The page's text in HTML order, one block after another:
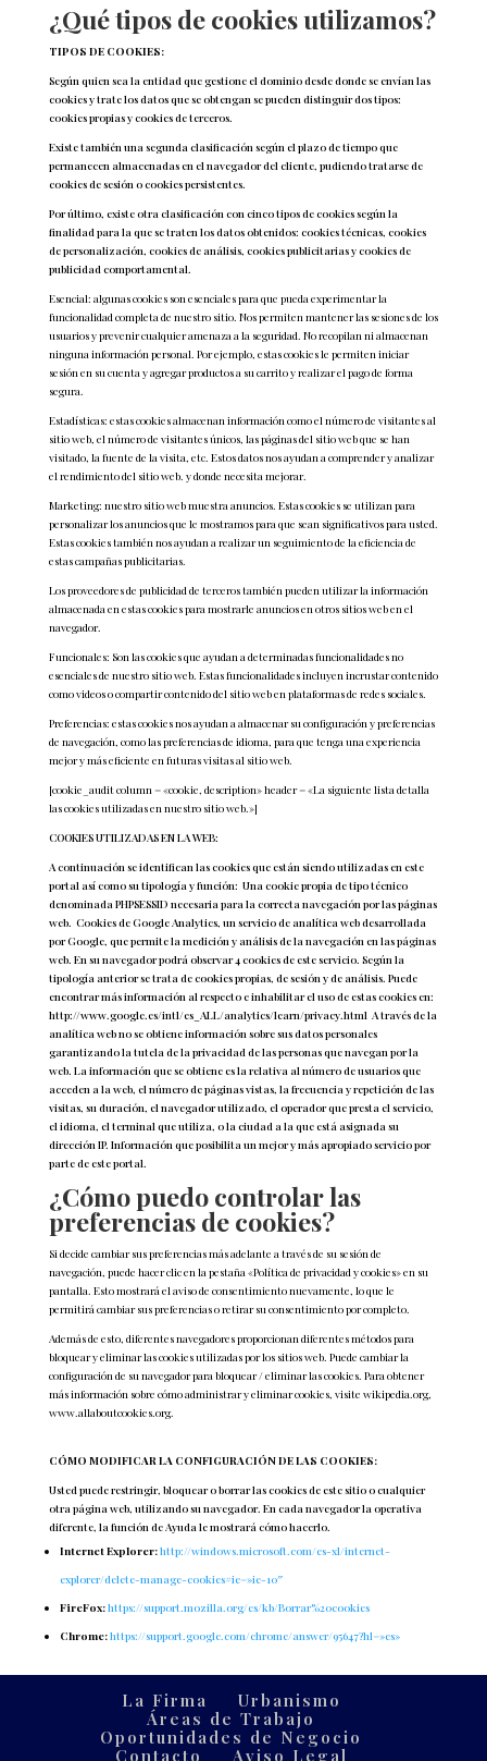
¿Qué tipos de cookies utilizamos?
TIPOS DE COOKIES:
Según quien sea la entidad que gestione el dominio desde donde se envían las
cookies y trate los datos que se obtengan se pueden distinguir dos tipos:
cookies propias y cookies de terceros.
Existe también una segunda clasificación según el plazo de tiempo que
permanecen almacenadas en el navegador del cliente, pudiendo tratarse de
cookies de sesión o cookies persistentes.
Por último, existe otra clasificación con cinco tipos de cookies según la
finalidad para la que se traten los datos obtenidos: cookies técnicas, cookies
de personalización, cookies de análisis, cookies publicitarias y cookies de
publicidad comportamental.
Esencial: algunas cookies son esenciales para que pueda experimentar la
funcionalidad completa de nuestro sitio. Nos permiten mantener las sesiones de los
usuarios y prevenir cualquier amenaza a la seguridad. No recopilan ni almacenan
ninguna información personal. Por ejemplo, estas cookies le permiten iniciar
sesión en su cuenta y agregar productos a su carrito y realizar el pago de forma
segura.
Estadísticas: estas cookies almacenan información como el número de visitantes al
sitio web, el número de visitantes únicos, las páginas del sitio web que se han
visitado, la fuente de la visita, etc. Estos datos nos ayudan a comprender y analizar
el rendimiento del sitio web. y donde necesita mejorar.
Marketing: nuestro sitio web muestra anuncios. Estas cookies se utilizan para
personalizar los anuncios que le mostramos para que sean significativos para usted.
Estas cookies también nos ayudan a realizar un seguimiento de la eficiencia de
estas campañas publicitarias.
Los proveedores de publicidad de terceros también pueden utilizar la información
almacenada en estas cookies para mostrarle anuncios en otros sitios web en el
navegador.
Funcionales: Son las cookies que ayudan a determinadas funcionalidades no
esenciales de nuestro sitio web. Estas funcionalidades incluyen incrustar contenido
como videos o compartir contenido del sitio web en plataformas de redes sociales.
Preferencias: estas cookies nos ayudan a almacenar su configuración y preferencias
de navegación, como las preferencias de idioma, para que tenga una experiencia
mejor y más eficiente en futuras visitas al sitio web.
[cookie_audit column = «cookie, description» header = «La siguiente lista detalla
las cookies utilizadas en nuestro sitio web.»]
COOKIES UTILIZADAS EN LA WEB:
A continuación se identifican las cookies que están siendo utilizadas en este
portal así como su tipología y función: Una cookie propia de tipo técnico
denominada PHPSESSID necesaria para la correcta navegación por las páginas
web. Cookies de Google Analytics, un servicio de analítica web desarrollada
por Google, que permite la medición y análisis de la navegación en las páginas
web. En su navegador podrá observar 4 cookies de este servicio. Según la
tipología anterior se trata de cookies propias, de sesión y de análisis. Puede
encontrar más información al respecto e inhabilitar el uso de estas cookies en:
http://www.google.es/intl/es_ALL/analytics/learn/privacy.html A través de la
analítica web no se obtiene información sobre sus datos personales
garantizando la tutela de la privacidad de las personas que navegan por la
web. La información que se obtiene es la relativa al número de usuarios que
acceden a la web, el número de páginas vistas, la frecuencia y repetición de las
visitas, su duración, el navegador utilizado, el operador que presta el servicio,
el idioma, el terminal que utiliza, o la ciudad a la que está asignada su
dirección IP. Información que posibilita un mejor y más apropiado servicio por
parte de este portal.
¿Cómo puedo controlar las
preferencias de cookies?
Si decide cambiar sus preferencias más adelante a través de su sesión de
navegación, puede hacer clic en la pestaña «Política de privacidad y cookies» en su
pantalla. Esto mostrará el aviso de consentimiento nuevamente, lo que le
permitirá cambiar sus preferencias o retirar su consentimiento por completo.
Además de esto, diferentes navegadores proporcionan diferentes métodos para
bloquear y eliminar las cookies utilizadas por los sitios web. Puede cambiar la
configuración de su navegador para bloquear / eliminar las cookies. Para obtener
más información sobre cómo administrar y eliminar cookies, visite wikipedia.org,
www.allaboutcookies.org.
CÓMO MODIFICAR LA CONFIGURACIÓN DE LAS COOKIES:
Usted puede restringir, bloquear o borrar las cookies de este sitio o cualquier
otra página web, utilizando su navegador. En cada navegador la operativa
diferente, la función de Ayuda le mostrará cómo hacerlo.
Internet Explorer:http://windows.microsoft.com/es-xl/internet-
explorer/delete-manage-cookies#ie=»ie-10″
FireFox:https://support.mozilla.org/es/kb/Borrar%20cookies
Chrome:https://support.google.com/chrome/answer/95647?hl=»es»
La Firma
Urbanismo
Áreas de Trabajo
Oportunidades de Negocio
Contacto
Aviso Legal